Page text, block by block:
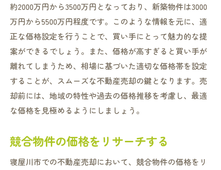
約2000万円から3500万円となっており、新築物件は3000
万円から5500万円程度です。このような情報を元に、適
正な価格設定を行うことで、買い手にとって魅力的な提
案ができるでしょう。また、価格が高すぎると買い手が
離れてしまうため、相場に基づいた適切な価格帯を設定
することが、スムーズな不動産売却の鍵となります。売
却前には、地域の特性や過去の価格推移を考慮し、最適
な価格を見極めるようにしましょう。
競合物件の価格をリサーチする
寝屋川市での不動産売却において、競合物件の価格をリ